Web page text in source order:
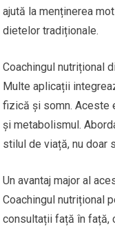
ajută la menținerea
dietelor tradiționale.
Coachingul nutrițional
Multe aplicații
fizică și somn. Aceste
și metabolismul.
stilul de viață, nu doar
Un avantaj major al
Coachingul nutrițional
consultații față în față,